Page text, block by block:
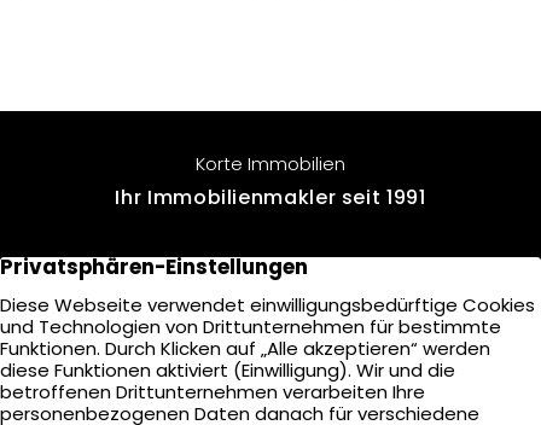
Monaten nach Förderzusage / Sanierung in
Einzelmaßnahmen […]
Korte Immobilien
Ihr Immobilienmakler seit 1991
Voßkamp 10
22457 Hamburg
+49 40 - 571 900 90
E-Mail senden